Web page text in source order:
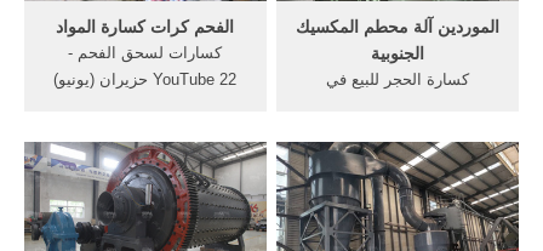
الفحم كرات كسارة المواد
كسارات لسحق الفحم -
YouTube 22 حزيران (يونيو)
كسارة الفحم والشاشة فيبرو
مبدعين في الصين, كسارة فحم
الأسطوانة بحجم الأسطوانة
صلابة المواد .
الموردين آلة محطم المكسيك
الجنوبية
كسارة الحجر للبيع في
محطم الحزام الناقل في دلهي
- velebnyeu, الاسمنت اهتزازي
... شركة لي منغ للصناعة
الثقيلة-كسارة, كسارة الفك,